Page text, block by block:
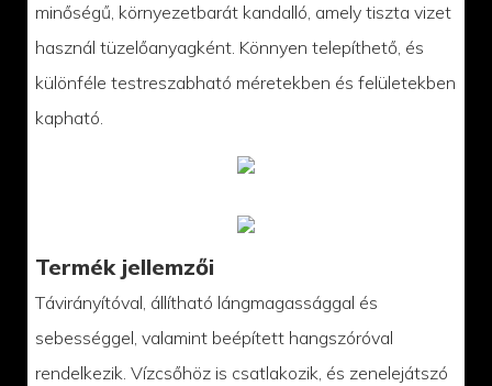
minőségű, környezetbarát kandalló, amely tiszta vizet
használ tüzelőanyagként. Könnyen telepíthető, és
különféle testreszabható méretekben és felületekben
kapható.
Termék jellemzői
Távirányítóval, állítható lángmagassággal és
sebességgel, valamint beépített hangszóróval
rendelkezik. Vízcsőhöz is csatlakozik, és zenelejátszó